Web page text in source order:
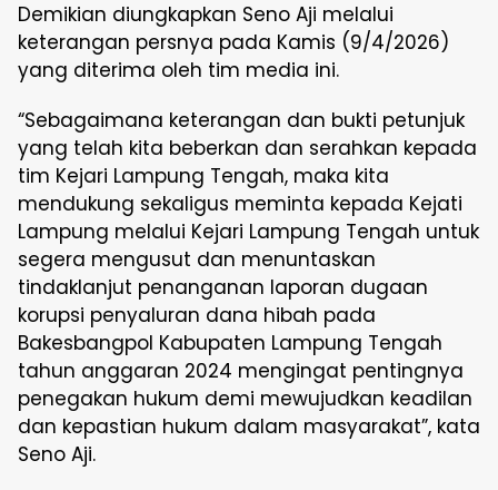
Demikian diungkapkan Seno Aji melalui
keterangan persnya pada Kamis (9/4/2026)
yang diterima oleh tim media ini.
“Sebagaimana keterangan dan bukti petunjuk
yang telah kita beberkan dan serahkan kepada
tim Kejari Lampung Tengah, maka kita
mendukung sekaligus meminta kepada Kejati
Lampung melalui Kejari Lampung Tengah untuk
segera mengusut dan menuntaskan
tindaklanjut penanganan laporan dugaan
korupsi penyaluran dana hibah pada
Bakesbangpol Kabupaten Lampung Tengah
tahun anggaran 2024 mengingat pentingnya
penegakan hukum demi mewujudkan keadilan
dan kepastian hukum dalam masyarakat”, kata
Seno Aji.